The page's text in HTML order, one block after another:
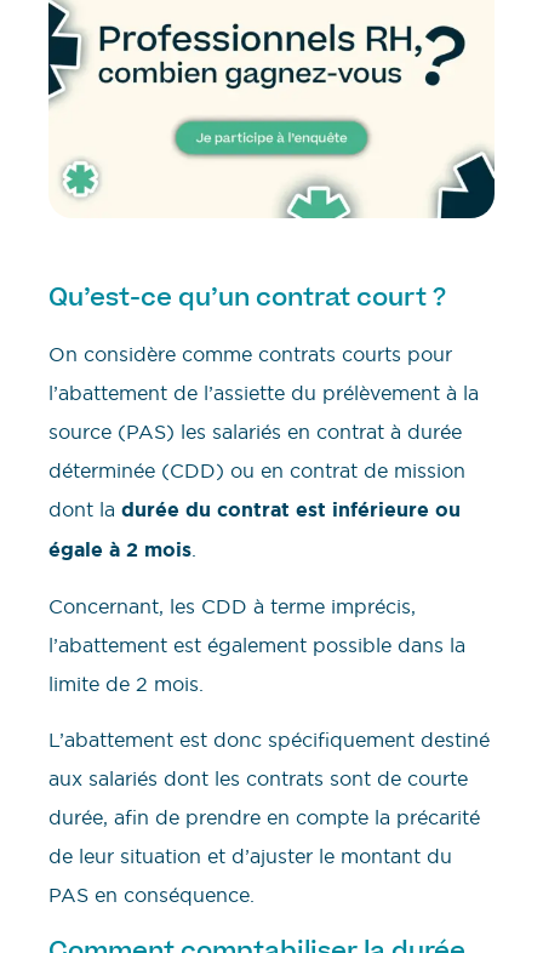
Qu’est-ce qu’un contrat court ?
On considère comme contrats courts pour
l’abattement de l’assiette du prélèvement à la
source (PAS) les salariés en contrat à durée
déterminée (CDD) ou en contrat de mission
dont la durée du contrat est inférieure ou
égale à 2 mois
Concernant, les CDD à terme imprécis,
l’abattement est également possible dans la
limite de 2 mois.
L’abattement est donc spécifiquement destiné
aux salariés dont les contrats sont de courte
durée, afin de prendre en compte la précarité
de leur situation et d’ajuster le montant du
PAS en conséquence.